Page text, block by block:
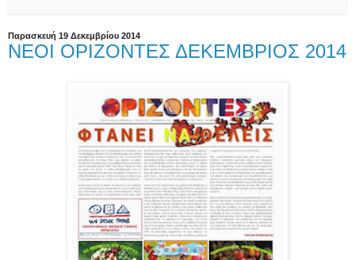
Παρασκευή 19 Δεκεμβρίου 2014
ΝΕΟΙ ΟΡΙΖΟΝΤΕΣ ΔΕΚΕΜΒΡΙΟΣ 2014